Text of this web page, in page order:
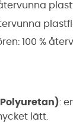
100 %
Polyuretan):
lätt.